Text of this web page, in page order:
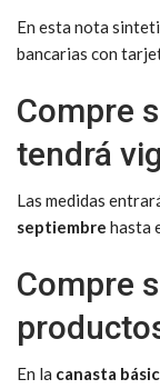
En esta nota
bancarias con
Compre
tendrá
Las medidas
septiembre hasta
Compre
En la canasta